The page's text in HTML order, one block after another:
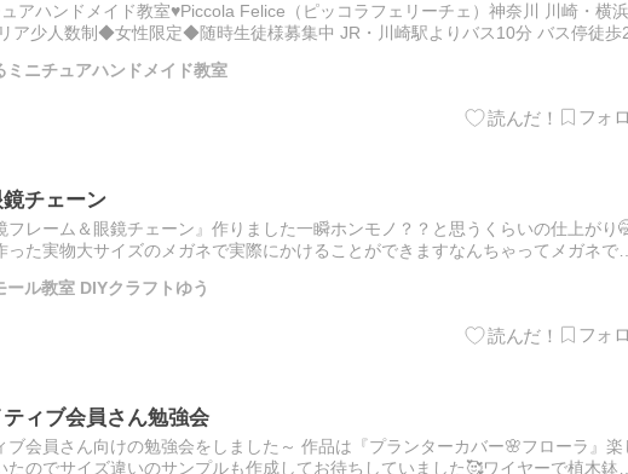
アハンドメイド教室♥Piccola Felice（ピッコラフェリーチェ）神奈川 川崎・横浜
ア少人数制◆女性限定◆随時生徒様募集中 JR・川崎駅よりバス10分 バス停徒歩2
ミニチュアハンドメイド教室
チェーン
フレーム＆眼鏡チェーン』作りました一瞬ホンモノ？？と思うくらいの仕上がり
った実物大サイズのメガネで実際にかけることができますなんちゃってメガネで面
ール教室 DIYクラフトゆう
ィブ会員さん勉強会
ブ会員さん向けの勉強会をしました～ 作品は『プランターカバー🌸フローラ』楽
のでサイズ違いのサンプルも作成してお待ちしていました🥰ワイヤーで植木鉢の